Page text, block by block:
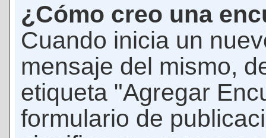
¿Cómo creo una
Cuando inicia un
mensaje del mismo,
etiqueta "Agregar
formulario de